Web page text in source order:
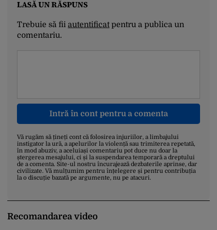
LASĂ UN RĂSPUNS
Trebuie să fii autentificatpentru a publica un
comentariu.
Intră în cont pentru a comenta
Vă rugăm să țineți cont că folosirea injuriilor, a limbajului
instigator la ură, a apelurilor la violență sau trimiterea repetată,
în mod abuziv, a aceluiași comentariu pot duce nu doar la
ștergerea mesajului, ci și la suspendarea temporară a dreptului
de a comenta. Site-ul nostru încurajează dezbaterile aprinse, dar
civilizate. Vă mulțumim pentru înțelegere și pentru contribuția
la o discuție bazată pe argumente, nu pe atacuri.
Recomandarea video